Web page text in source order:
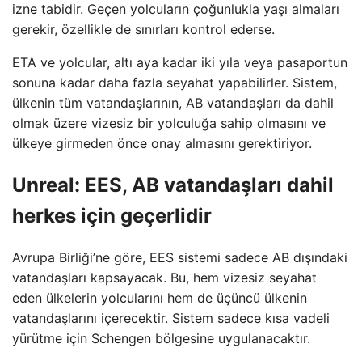
izne tabidir. Geçen yolcuların çoğunlukla yaşı almaları
gerekir, özellikle de sınırları kontrol ederse.
ETA ve yolcular, altı aya kadar iki yıla veya pasaportun
sonuna kadar daha fazla seyahat yapabilirler. Sistem,
ülkenin tüm vatandaşlarının, AB vatandaşları da dahil
olmak üzere vizesiz bir yolculuğa sahip olmasını ve
ülkeye girmeden önce onay almasını gerektiriyor.
Unreal: EES, AB vatandaşları dahil
herkes için geçerlidir
Avrupa Birliği’ne göre, EES sistemi sadece AB dışındaki
vatandaşları kapsayacak. Bu, hem vizesiz seyahat
eden ülkelerin yolcularını hem de üçüncü ülkenin
vatandaşlarını içerecektir. Sistem sadece kısa vadeli
yürütme için Schengen bölgesine uygulanacaktır.